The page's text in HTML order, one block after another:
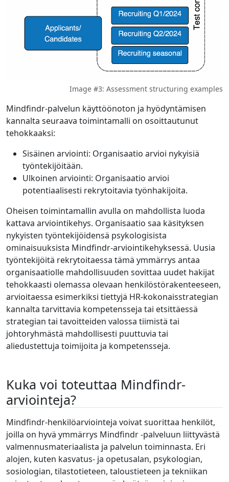
Image #3: Assessment structuring examples
Mindfindr-palvelun käyttöönoton ja hyödyntämisen
kannalta seuraava toimintamalli on osoittautunut
tehokkaaksi:
Sisäinen arviointi: Organisaatio arvioi nykyisiä
työntekijöitään.
Ulkoinen arviointi: Organisaatio arvioi
potentiaalisesti rekrytoitavia työnhakijoita.
Oheisen toimintamallin avulla on mahdollista luoda
kattava arviointikehys. Organisaatio saa käsityksen
nykyisten työntekijöidensä psykologisista
ominaisuuksista Mindfindr-arviointikehyksessä. Uusia
työntekijöitä rekrytoitaessa tämä ymmärrys antaa
organisaatiolle mahdollisuuden sovittaa uudet hakijat
tehokkaasti olemassa olevaan henkilöstörakenteeseen,
arvioitaessa esimerkiksi tiettyjä HR-kokonaisstrategian
kannalta tarvittavia kompetensseja tai etsittäessä
strategian tai tavoitteiden valossa tiimistä tai
johtoryhmästä mahdollisesti puuttuvia tai
aliedustettuja toimijoita ja kompetensseja.
Kuka voi toteuttaa Mindfindr-
arviointeja?
Mindfindr-henkilöarviointeja voivat suorittaa henkilöt,
joilla on hyvä ymmärrys Mindfindr -palveluun liittyvästä
valmennusmateriaalista ja palvelun toiminnasta. Eri
alojen, kuten kasvatus- ja opetusalan, psykologian,
sosiologian, tilastotieteen, taloustieteen ja tekniikan